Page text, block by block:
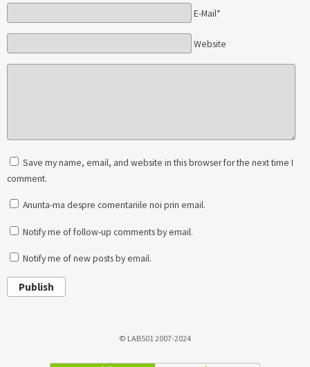
E-Mail*
Website
Save my name, email, and website in this browser for the next time I
comment.
Anunta-ma despre comentariile noi prin email.
Notify me of follow-up comments by email.
Notify me of new posts by email.
Publish
© LAB501 2007-2024